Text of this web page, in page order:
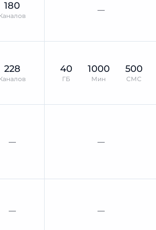
180 —
228 40
ГБ
1000
Мин
500
СМС
— —
— —